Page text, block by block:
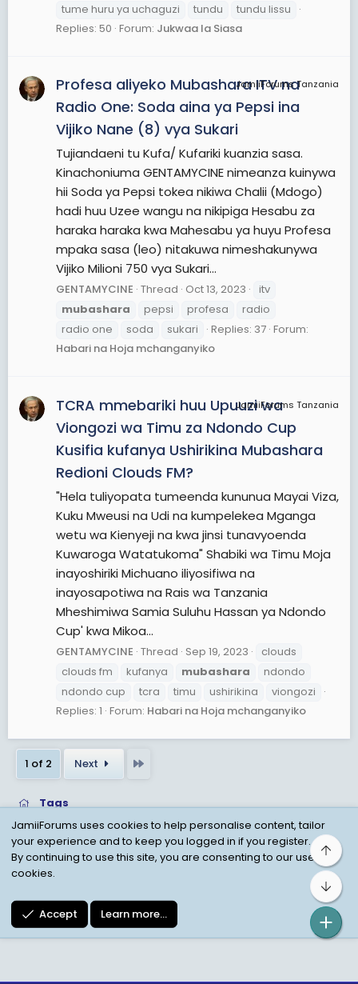
tume huru ya uchaguzi
tundu
tundu lissu
Replies: 50 Forum: Jukwaa la Siasa
JamiiForums Tanzania
Profesa aliyeko Mubashara ITV na
Radio One: Soda aina ya Pepsi ina
Vijiko Nane (8) vya Sukari
Tujiandaeni tu Kufa/ Kufariki kuanzia sasa.
Kinachoniuma GENTAMYCINE nimeanza kuinywa
hii Soda ya Pepsi tokea nikiwa Chalii (Mdogo)
hadi huu Uzee wangu na nikipiga Hesabu za
haraka haraka kwa Mahesabu ya huyu Profesa
mpaka sasa (leo) nitakuwa nimeshakunywa
Vijiko Milioni 750 vya Sukari...
GENTAMYCINE Thread Oct 13, 2023
itv
mubashara
pepsi profesa
radio
radio one
soda sukari Replies: 37 Forum:
Habari na Hoja mchanganyiko
JamiiForums Tanzania
TCRA mmebariki huu Upuuzi wa
Viongozi wa Timu za Ndondo Cup
Kusifia kufanya Ushirikina Mubashara
Redioni Clouds FM?
"Hela tuliyopata tumeenda kununua Mayai Viza,
Kuku Mweusi na Udi na kumpelekea Mganga
wetu wa Kienyeji na kwa jinsi tunavyoenda
Kuwaroga Watatukoma" Shabiki wa Timu Moja
inayoshiriki Michuano iliyosifiwa na
inayosapotiwa na Rais wa Tanzania
Mheshimiwa Samia Suluhu Hassan ya Ndondo
Cup' kwa Mikoa...
GENTAMYCINE Thread Sep 19, 2023
clouds
clouds fm
kufanya mubashara
ndondo
ndondo cup
tcra timu ushirikina
viongozi
Replies: 1 Forum: Habari na Hoja mchanganyiko
1 of 2 Next
Tags
Child Protection Policy
Personal Data Protection
JamiiForums uses cookies to help personalise content, tailor
your experience and to keep you logged in if you register.
By continuing to use this site, you are consenting to our use of
cookies.
Accept Learn more…
Top